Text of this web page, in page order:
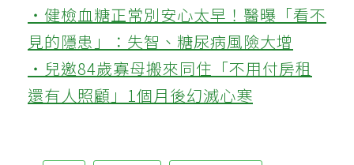
‧健檢血糖正常別安心太早！醫曝「看不
見的隱患」：失智、糖尿病風險大增
‧兒邀84歲寡母搬來同住「不用付房租
還有人照顧」1個月後幻滅心寒